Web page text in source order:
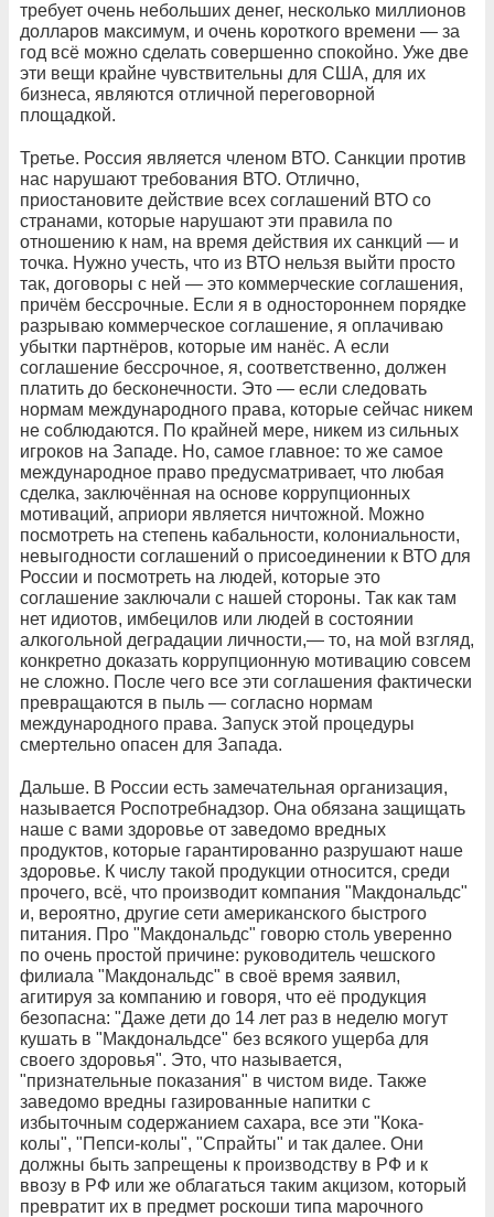
требует очень небольших денег, несколько миллионов
долларов максимум, и очень короткого времени — за
год всё можно сделать совершенно спокойно. Уже две
эти вещи крайне чувствительны для США, для их
бизнеса, являются отличной переговорной
площадкой.
Третье. Россия является членом ВТО. Санкции против
нас нарушают требования ВТО. Отлично,
приостановите действие всех соглашений ВТО со
странами, которые нарушают эти правила по
отношению к нам, на время действия их санкций — и
точка. Нужно учесть, что из ВТО нельзя выйти просто
так, договоры с ней — это коммерческие соглашения,
причём бессрочные. Если я в одностороннем порядке
разрываю коммерческое соглашение, я оплачиваю
убытки партнёров, которые им нанёс. А если
соглашение бессрочное, я, соответственно, должен
платить до бесконечности. Это — если следовать
нормам международного права, которые сейчас никем
не соблюдаются. По крайней мере, никем из сильных
игроков на Западе. Но, самое главное: то же самое
международное право предусматривает, что любая
сделка, заключённая на основе коррупционных
мотиваций, априори является ничтожной. Можно
посмотреть на степень кабальности, колониальности,
невыгодности соглашений о присоединении к ВТО для
России и посмотреть на людей, которые это
соглашение заключали с нашей стороны. Так как там
нет идиотов, имбецилов или людей в состоянии
алкогольной деградации личности,— то, на мой взгляд,
конкретно доказать коррупционную мотивацию совсем
не сложно. После чего все эти соглашения фактически
превращаются в пыль — согласно нормам
международного права. Запуск этой процедуры
смертельно опасен для Запада.
Дальше. В России есть замечательная организация,
называется Роспотребнадзор. Она обязана защищать
наше с вами здоровье от заведомо вредных
продуктов, которые гарантированно разрушают наше
здоровье. К числу такой продукции относится, среди
прочего, всё, что производит компания "Макдональдс"
и, вероятно, другие сети американского быстрого
питания. Про "Макдональдс" говорю столь уверенно
по очень простой причине: руководитель чешского
филиала "Макдональдс" в своё время заявил,
агитируя за компанию и говоря, что её продукция
безопасна: "Даже дети до 14 лет раз в неделю могут
кушать в "Макдональдсе" без всякого ущерба для
своего здоровья". Это, что называется,
"признательные показания" в чистом виде. Также
заведомо вредны газированные напитки с
избыточным содержанием сахара, все эти "Кока-
колы", "Пепси-колы", "Спрайты" и так далее. Они
должны быть запрещены к производству в РФ и к
ввозу в РФ или же облагаться таким акцизом, который
превратит их в предмет роскоши типа марочного